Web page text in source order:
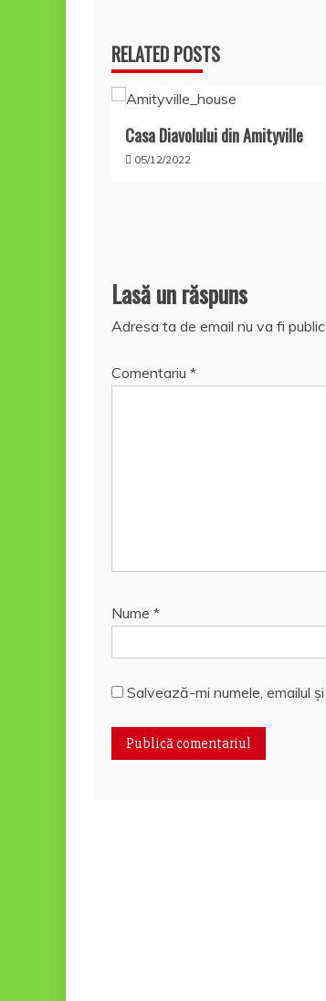
articole
RELATED POSTS
Casa Diavolului din Amityville
05/12/2022
Lasă un răspuns
Adresa ta de email nu va fi
Comentariu *
Nume *
Salvează-mi numele, emailul